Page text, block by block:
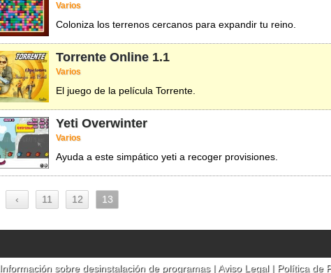
Varios
Coloniza los terrenos cercanos para expandir tu reino.
Torrente Online 1.1
Varios
El juego de la película Torrente.
Yeti Overwinter
Varios
Ayuda a este simpático yeti a recoger provisiones.
‹ 11 12 13
Información sobre desinstalación de programas | Aviso Legal| Política de